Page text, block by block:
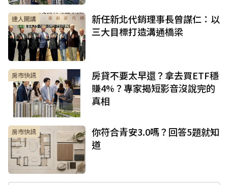
達人開講
新任新北代銷理事長曾謀仁：以
三大目標打造溝通橋梁
房市快訊
房貸不要太早還？拿去買ETF穩
賺4%？專家揭短影音沒說完的
真相
房市快訊
你符合青安3.0嗎？回答5題就知
道